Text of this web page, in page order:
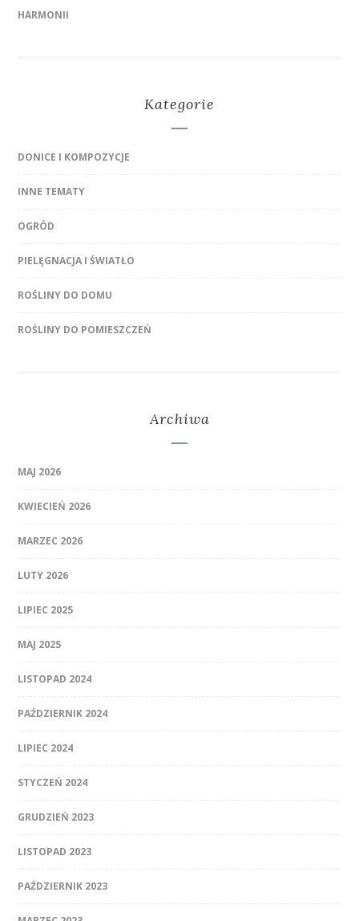
HARMONII
Kategorie
DONICE I KOMPOZYCJE
INNE TEMATY
OGRÓD
PIELĘGNACJA I ŚWIATŁO
ROŚLINY DO DOMU
ROŚLINY DO POMIESZCZEŃ
Archiwa
MAJ 2026
KWIECIEŃ 2026
MARZEC 2026
LUTY 2026
LIPIEC 2025
MAJ 2025
LISTOPAD 2024
PAŹDZIERNIK 2024
LIPIEC 2024
STYCZEŃ 2024
GRUDZIEŃ 2023
LISTOPAD 2023
PAŹDZIERNIK 2023